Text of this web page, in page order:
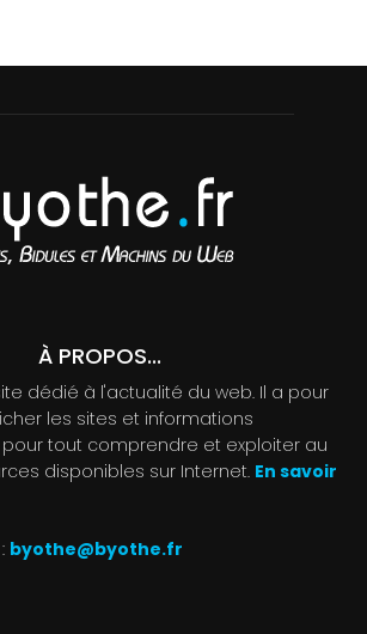
À PROPOS...
dédié à l'actualité du web. Il a pour
les sites et informations
tout comprendre et exploiter au
disponibles sur Internet. En savoir
byothe@byothe.fr